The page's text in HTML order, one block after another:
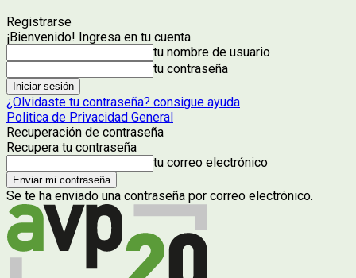
Registrarse
¡Bienvenido! Ingresa en tu cuenta
tu nombre de usuario
tu contraseña
¿Olvidaste tu contraseña? consigue ayuda
Politica de Privacidad General
Recuperación de contraseña
Recupera tu contraseña
tu correo electrónico
Se te ha enviado una contraseña por correo electrónico.